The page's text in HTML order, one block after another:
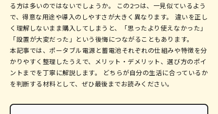
る方は多いのではないでしょうか。 この2つは、一見似ているよう
で、得意な用途や導入のしやすさが大きく異なります。 違いを正し
く理解しないまま購入してしまうと、「思ったより使えなかった」
「設置が大変だった」という後悔につながることもあります。
本記事では、ポータブル電源と蓄電池それぞれの仕組みや特徴を分
かりやすく整理したうえで、メリット・デメリット、選び方のポイ
ントまでを丁寧に解説します。 どちらが自分の生活に合っているか
を判断する材料として、ぜひ最後までお読みください。